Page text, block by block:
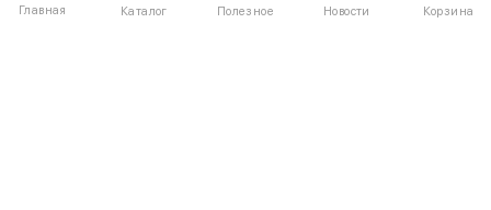
Главная Каталог Полезное Новости Корзина